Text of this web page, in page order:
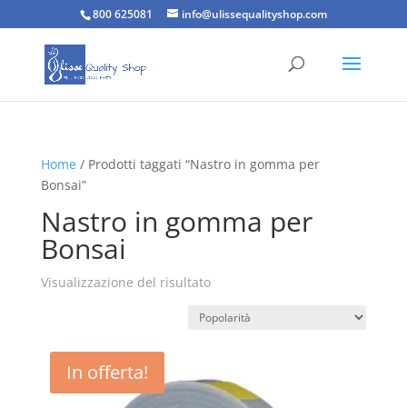
800 625081 info@ulissequalityshop.com
Home/ Prodotti taggati “Nastro in gomma per
Bonsai”
Nastro in gomma per
Bonsai
Visualizzazione del risultato
In offerta!